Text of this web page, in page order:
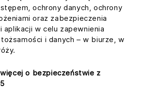
ochrony danych, ochrony
oraz zabezpieczenia
aplikacji w celu zapewnienia
i danych – w biurze, w
o bezpieczeństwie z